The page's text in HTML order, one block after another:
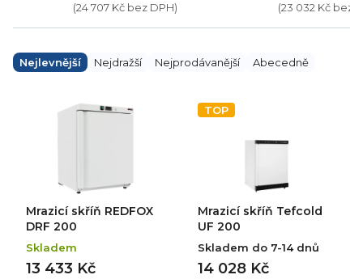
(24 707 Kč bez DPH) (23 032 Kč bez
a
z
Nejlevnější Nejdražší Nejprodávanější Abecedně
Mrazicí skříň REDFOX
DRF 200
Skladem
13 433 Kč
TOP
Mrazicí skříň Tefcold
UF 200
Skladem do 7-14 dnů
14 028 Kč